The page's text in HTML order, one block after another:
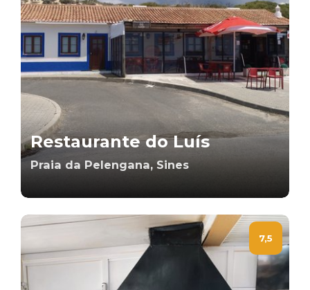
Restaurante do Luís
Praia da Pelengana, Sines
7,5